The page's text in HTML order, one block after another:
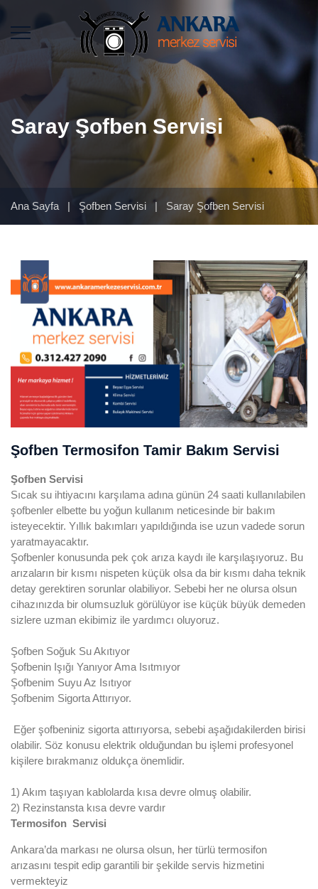
Saray Şofben Servisi
Ana Sayfa | Şofben Servisi | Saray Şofben Servisi
Şofben Termosifon Tamir Bakım Servisi
Şofben Servisi
Sıcak su ihtiyacını karşılama adına günün 24 saati kullanılabilen
şofbenler elbette bu yoğun kullanım neticesinde bir bakım
isteyecektir. Yıllık bakımları yapıldığında ise uzun vadede sorun
yaratmayacaktır.
Şofbenler konusunda pek çok arıza kaydı ile karşılaşıyoruz. Bu
arızaların bir kısmı nispeten küçük olsa da bir kısmı daha teknik
detay gerektiren sorunlar olabiliyor. Sebebi her ne olursa olsun
cihazınızda bir olumsuzluk görülüyor ise küçük büyük demeden
sizlere uzman ekibimiz ile yardımcı oluyoruz.
Şofben Soğuk Su Akıtıyor
Şofbenin Işığı Yanıyor Ama Isıtmıyor
Şofbenim Suyu Az Isıtıyor
Şofbenim Sigorta Attırıyor.
Eğer şofbeniniz sigorta attırıyorsa, sebebi aşağıdakilerden birisi
olabilir. Söz konusu elektrik olduğundan bu işlemi profesyonel
kişilere bırakmanız oldukça önemlidir.
1) Akım taşıyan kablolarda kısa devre olmuş olabilir.
2) Rezinstansta kısa devre vardır
Termosifon Servisi
Ankara’da markası ne olursa olsun, her türlü termosifon
arızasını tespit edip garantili bir şekilde servis hizmetini
vermekteyiz